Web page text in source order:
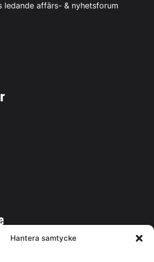
Hantera samtycke
ledande affärs- & nyhetsforum